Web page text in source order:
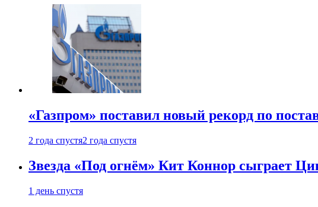
«Газпром» поставил новый рекорд по
2 года спустя2 года спустя
Звезда «Под огнём» Кит Коннор сыграет
1 день спустя